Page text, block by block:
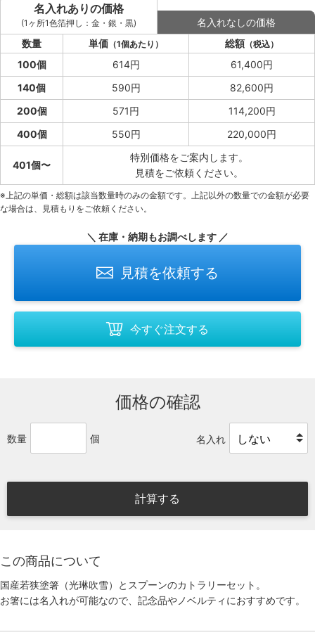
名入れありの価格
(1ヶ所1色箔押し：金・銀・黒)
名入れなしの価格
数量
単価 （1個あたり） 総額 （税込）
100個 614円
61,400円
140個
590円
82,600円
200個
571円
114,200円
400個
550円 220,000円
401個〜
特別価格をご案内します。
見積をご依頼ください。
※上記の単価・総額は該当数量時のみの金額です。上記以外の数量での金額が必要
な場合は、見積もりをご依頼ください。
＼ 在庫・納期もお調べします ／
見積を依頼する
今すぐ注文する
価格の確認
数量 個 名入れ
計算する
この商品について
国産若狭塗箸（光琳吹雪）とスプーンのカトラリーセット。
お箸には名入れが可能なので、記念品やノベルティにおすすめです。